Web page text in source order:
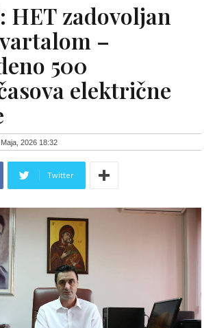
HET zadovoljan
–
500
električne
2026 18:32
Twitter